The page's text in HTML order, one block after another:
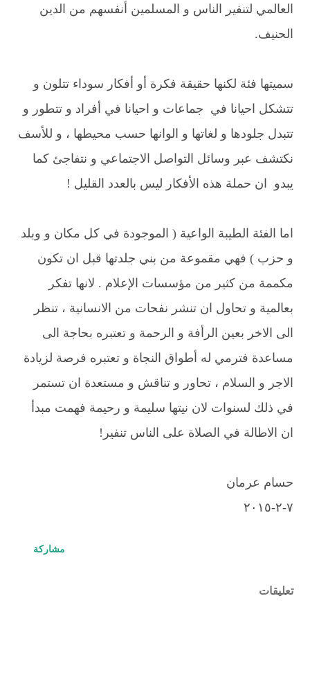
العالمي لتنفير الناس و المسلمين أنفسهم من الدين
الحنيف.
سميتها فئة لكنها حقيقة فكرة أو أفكار سوداء تتلون و
تتشكل احيانا في جماعات و احيانا في أفراد و تتطور و
تتبدل جلودها و لغاتها و الوانها حسب محيطها ، و للأسف
نكتشف عبر وسائل التواصل الاجتماعي و نتفاجئ كما
يبدو ان حملة هذه الأفكار ليس بالعدد القليل !
اما الفئة الطيبة الواعية ( الموجودة في كل مكان و وبلد
و حزب ) فهي مقموعة من بني جلدتها قبل ان تكون
مكممة من كثير من مؤسسات الإعلام . لانها تفكر
بعالمية و تحاول ان تنشر نفحات من الانسانية ، تنظر
الى الاخر بعين الرأفة و الرحمة و تعتبره بحاجة الى
مساعدة فترمي له أطواق النجاة و تعتبره فرصة لزيادة
الاجر و السلام ، تحاور و تناقش و مستعدة ان تستمر
في ذلك لسنوات لان نيتها سليمة و رحيمة فهمت مبدأ
ان الاطالة في الصلاة على الناس تنفير!
حسام عرمان
٧-٢-٢٠١٥
مشاركة
تعليقات